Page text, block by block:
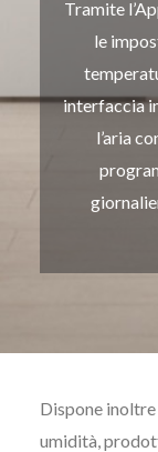
Tramite
le
interfaccia
l’aria
Dispone
umidità,